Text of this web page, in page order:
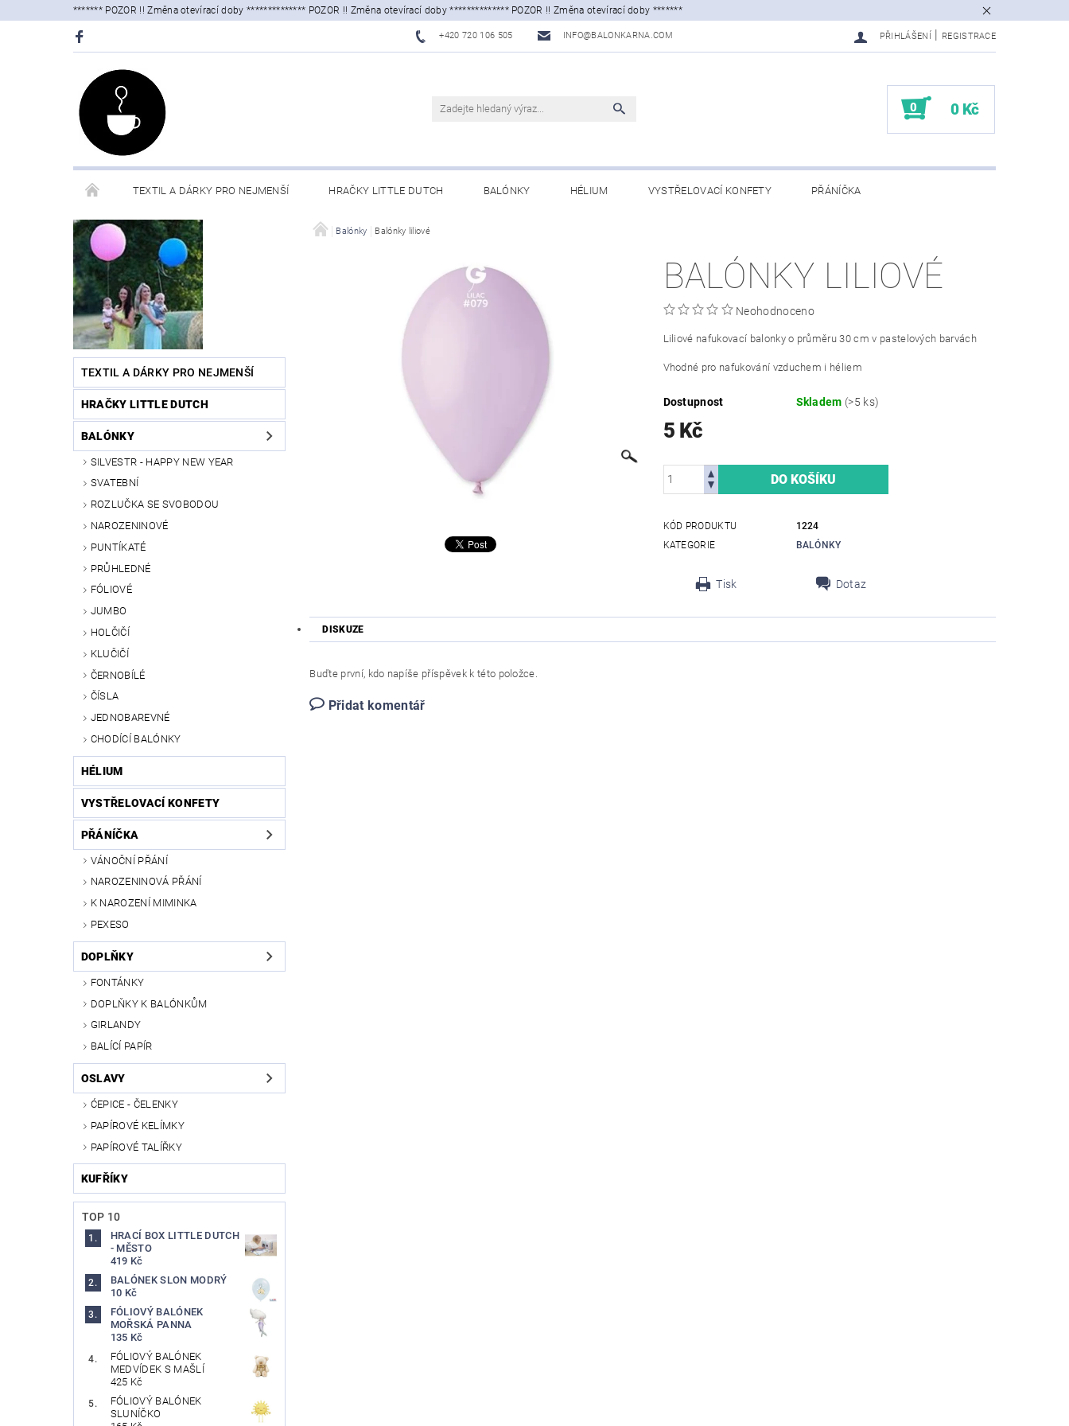
******* POZOR !! Změna otevírací doby ************** POZOR !! Změna otevírací doby ************** POZOR !! Změna otevírací doby *******
+420 720 106 505 INFO@BALONKARNA.COM PŘIHLÁŠENÍ REGISTRACE
0 0 Kč
TEXTIL A DÁRKY PRO NEJMENŠÍ HRAČKY LITTLE DUTCH BALÓNKY HÉLIUM VYSTŘELOVACÍ KONFETY PŘÁNÍČKA
DOPLŇKY OSLAVY OBCHODNÍ PODMÍNKY
TEXTIL A DÁRKY PRO NEJMENŠÍ
HRAČKY LITTLE DUTCH
BALÓNKY
SILVESTR - HAPPY NEW YEAR
SVATEBNÍ
ROZLUČKA SE SVOBODOU
NAROZENINOVÉ
PUNTÍKATÉ
PRŮHLEDNÉ
FÓLIOVÉ
JUMBO
HOLČIČÍ
KLUČIČÍ
ČERNOBÍLÉ
ČÍSLA
JEDNOBAREVNÉ
CHODÍCÍ BALÓNKY
HÉLIUM
VYSTŘELOVACÍ KONFETY
PŘÁNÍČKA
VÁNOČNÍ PŘÁNÍ
NAROZENINOVÁ PŘÁNÍ
K NAROZENÍ MIMINKA
PEXESO
DOPLŇKY
FONTÁNKY
DOPLŇKY K BALÓNKŮM
GIRLANDY
BALÍCÍ PAPÍR
OSLAVY
ĆEPICE - ČELENKY
PAPÍROVÉ KELÍMKY
PAPÍROVÉ TALÍŘKY
KUFŘÍKY
TOP 10
HRACÍ BOX LITTLE DUTCH
- MĚSTO
419 Kč
BALÓNEK SLON MODRÝ
10 Kč
FÓLIOVÝ BALÓNEK
MOŘSKÁ PANNA
135 Kč
FÓLIOVÝ BALÓNEK
MEDVÍDEK S MAŠLÍ
425 Kč
FÓLIOVÝ BALÓNEK
SLUNÍČKO
Balónky Balónky liliové
BALÓNKY LILIOVÉ
Neohodnoceno
Liliové nafukovací balonky o průměru 30 cm v pastelových barvách
Vhodné pro nafukování vzduchem i héliem
Dostupnost Skladem (>5 ks)
5 Kč
KÓD PRODUKTU
1224
KATEGORIE
BALÓNKY
Tisk Dotaz
DISKUZE
Buďte první, kdo napíše příspěvek k této položce.
Přidat komentář